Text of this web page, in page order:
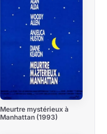
Meurtre mystérieux à
Manhattan (1993)